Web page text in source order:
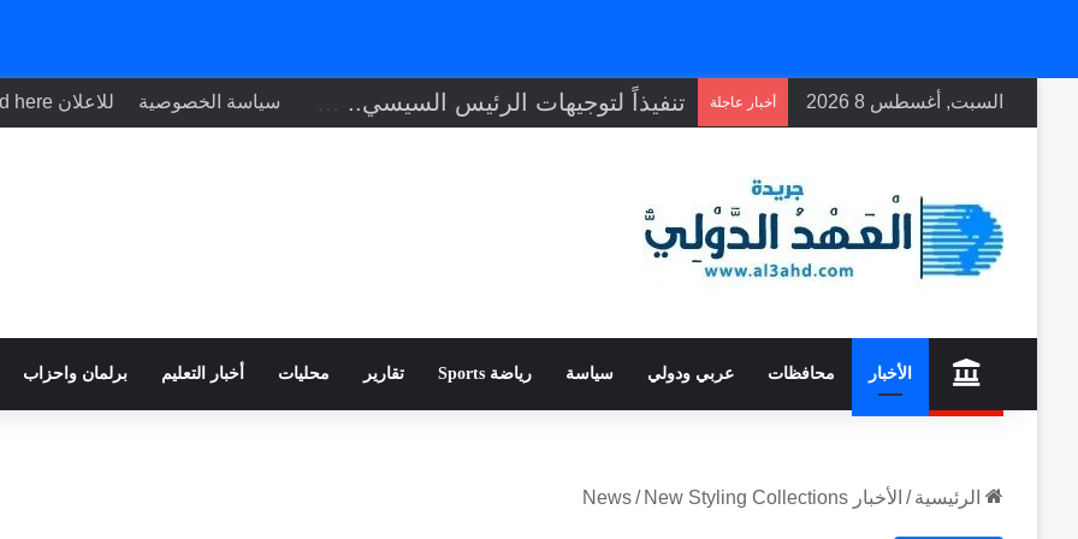
السبت, أغسطس 8 2026 أخبار عاجلة تنفيذاً لتوجيهات الرئيس السيسي.. وزير الصحة يبحث مع نظيره التشادي سياسة الخصوصية للاعلان Your ad here
الأخبار محافظات عربي ودولي سياسة رياضة Sports تقارير محليات أخبار التعليم برلمان واحزاب
الرئيسية / الأخبار News / New Styling Collections